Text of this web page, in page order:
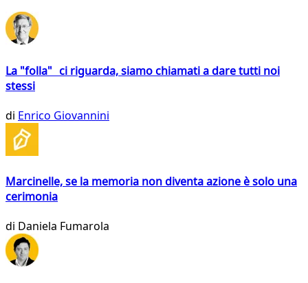
La "folla" ci riguarda, siamo chiamati a dare tutti noi
stessi
di Enrico Giovannini
Marcinelle, se la memoria non diventa azione è solo una
cerimonia
di Daniela Fumarola